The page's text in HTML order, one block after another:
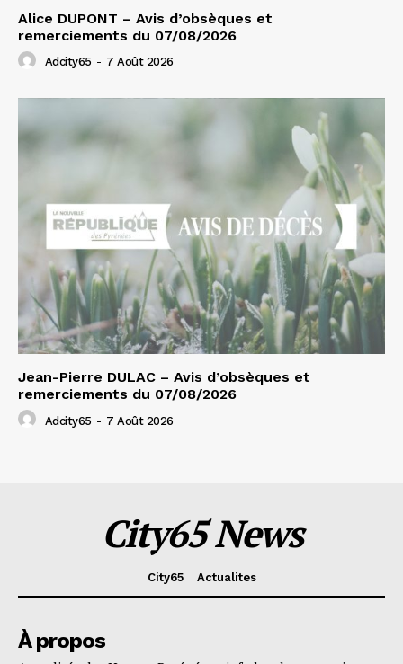
Alice DUPONT – Avis d’obsèques et
remerciements du 07/08/2026
Adcity65 - 7 Août 2026
Jean-Pierre DULAC – Avis d’obsèques et
remerciements du 07/08/2026
Adcity65 - 7 Août 2026
City65 News
City65 Actualites
À propos